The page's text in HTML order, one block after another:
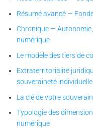
Résumé avancé —
Chronique —
numérique
Le modèle des tiers de
Extraterritorialité
souveraineté individuelle
La clé de votre
Typologie des
numérique